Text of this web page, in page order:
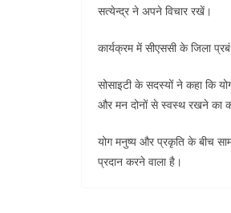
सत्येन्द्र ने अपने विचार रखें।
कार्यक्रम में सीएससी के जिला
सोसाइटी के सदस्यों ने कहा कि
और मन दोनों से स्वस्थ रखने का
योग मनुष्य और प्रकृति के बीच
प्रदान करने वाला है।